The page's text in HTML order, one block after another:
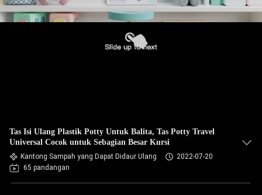
Tas Isi Ulang Plastik Potty Untuk Balita, Tas Potty Travel
Universal Cocok untuk Sebagian Besar Kursi
Kantong Sampah yang Dapat Didaur Ulang
2022-07-20
65 pandangan